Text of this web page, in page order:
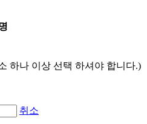
하나 이상 선택 하셔야 합니다.)
취소